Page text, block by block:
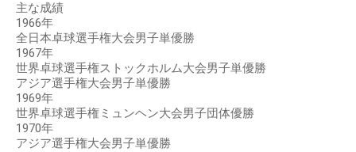
主な成績
1966年
全日本卓球選手権大会男子単優勝
1967年
世界卓球選手権ストックホルム大会男子単優勝
アジア選手権大会男子単優勝
1969年
世界卓球選手権ミュンヘン大会男子団体優勝
1970年
アジア選手権大会男子単優勝